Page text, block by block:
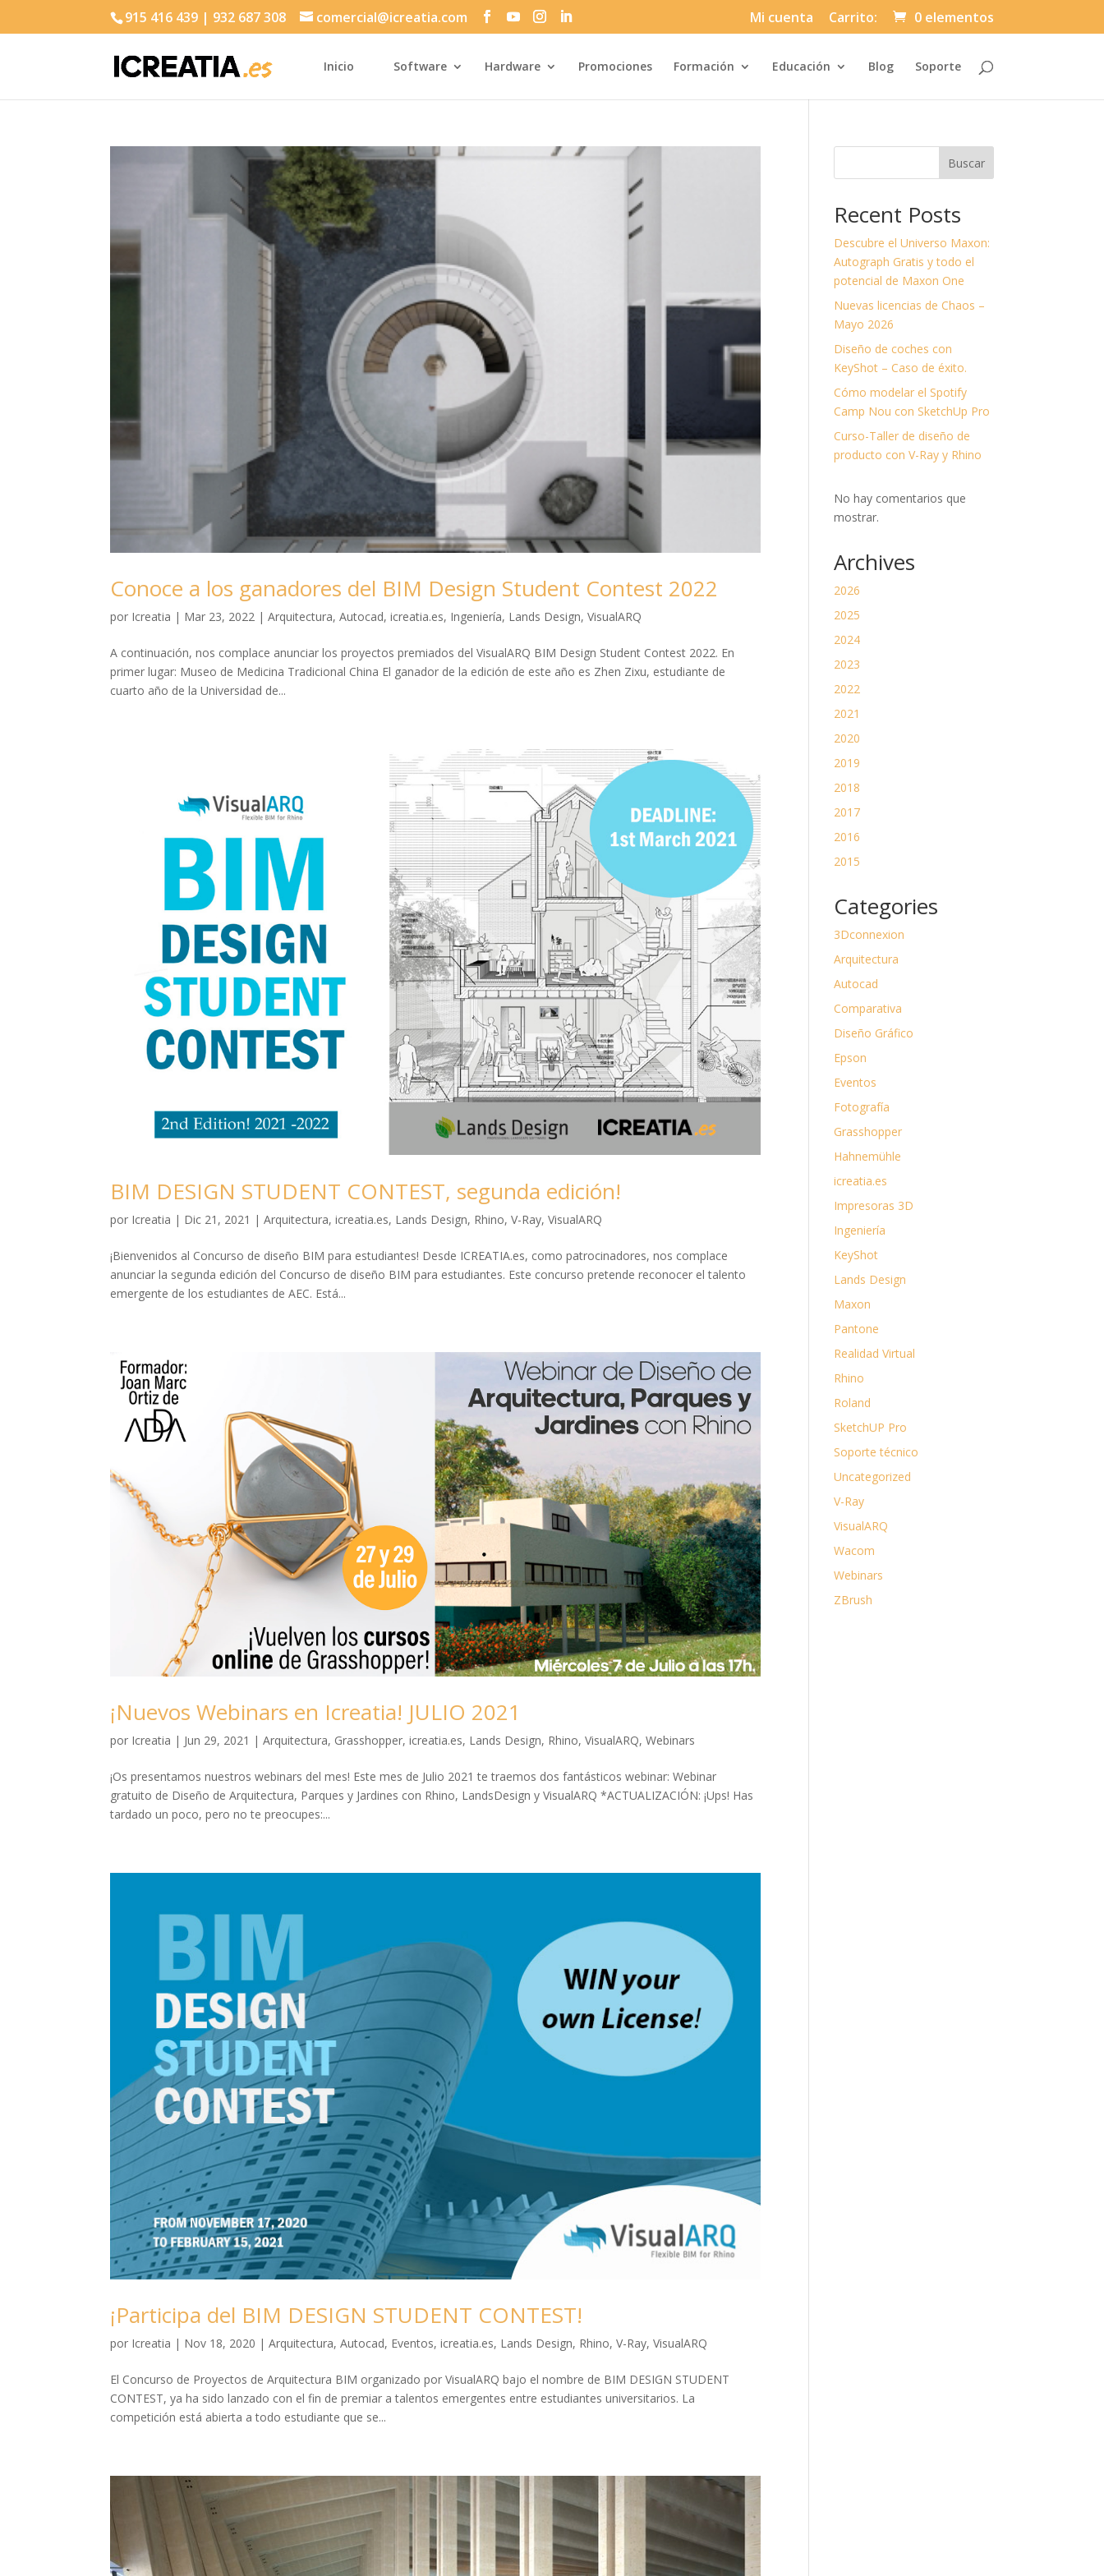
915 416 439 | 932 687 308 comercial@icreatia.com Mi cuenta Carrito: 0 elementos
Inicio Software Hardware Promociones Formación Educación Automatically
Hierarchic
in
2.1.0
Atakan
Docs:
https://atakanau.blogspot.com/2021/
category-
menu-
wp-
plugin.html
|
Theme:
Divi-
Asuni
Child
Theme
(asuni-
divi-
child)
|
Tema
Divi
(Divi)
Blog Soporte
Búsqueda
productos
Conoce a los ganadores del BIM Design Student Contest 2022
por Icreatia | Mar 23, 2022 |Arquitectura,Autocad,icreatia.es, Ingeniería, Lands Design,VisualARQ
A continuación, nos complace anunciar los proyectos premiados del VisualARQ BIM Design Student Contest 2022. En
primer lugar: Museo de Medicina Tradicional China El ganador de la edición de este año es Zhen Zixu, estudiante de
cuarto año de la Universidad de...
BIM DESIGN STUDENT CONTEST, segunda edición!
por Icreatia | Dic 21, 2021 |Arquitectura,icreatia.es, Lands Design, Rhino,V-Ray,VisualARQ
¡Bienvenidos al Concurso de diseño BIM para estudiantes! Desde ICREATIA.es, como patrocinadores, nos complace
anunciar la segunda edición del Concurso de diseño BIM para estudiantes. Este concurso pretende reconocer el talento
emergente de los estudiantes de AEC. Está...
¡Nuevos Webinars en Icreatia! JULIO 2021
por Icreatia | Jun 29, 2021 |Arquitectura, Grasshopper,icreatia.es, Lands Design, Rhino,VisualARQ,Webinars
¡Os presentamos nuestros webinars del mes! Este mes de Julio 2021 te traemos dos fantásticos webinar: Webinar
gratuito de Diseño de Arquitectura, Parques y Jardines con Rhino, LandsDesign y VisualARQ *ACTUALIZACIÓN: ¡Ups! Has
tardado un poco, pero no te preocupes:...
¡Participa del BIM DESIGN STUDENT CONTEST!
por Icreatia | Nov 18, 2020 |Arquitectura,Autocad, Eventos,icreatia.es, Lands Design, Rhino,V-Ray,VisualARQ
El Concurso de Proyectos de Arquitectura BIM organizado por VisualARQ bajo el nombre de BIM DESIGN STUDENT
CONTEST, ya ha sido lanzado con el fin de premiar a talentos emergentes entre estudiantes universitarios. La
competición está abierta a todo estudiante que se...
Buscar
Recent Posts
Descubre el Universo Maxon:
Autograph Gratis y todo el
potencial de Maxon One
Nuevas licencias de Chaos –
Mayo 2026
Diseño de coches con
KeyShot – Caso de éxito.
Cómo modelar el Spotify
Camp Nou con SketchUp Pro
Curso-Taller de diseño de
producto con V-Ray y Rhino
No hay comentarios que
mostrar.
Archives
2026
2025
2024
2023
2022
2021
2020
2019
2018
2017
2016
2015
Categories
3Dconnexion
Arquitectura
Autocad
Comparativa
Diseño Gráfico
Epson
Eventos
Fotografía
Grasshopper
Hahnemühle
icreatia.es
Impresoras 3D
Ingeniería
KeyShot
Lands Design
Maxon
Pantone
Realidad Virtual
Rhino
Roland
SketchUP Pro
Soporte técnico
Uncategorized
V-Ray
VisualARQ
Wacom
Webinars
ZBrush